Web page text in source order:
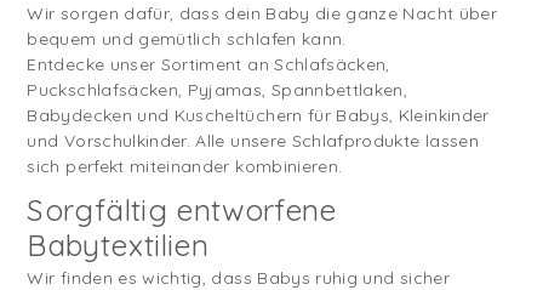
Wir sorgen dafür, dass dein Baby die ganze Nacht über
bequem und gemütlich schlafen kann.
Entdecke unser Sortiment an Schlafsäcken,
Puckschlafsäcken, Pyjamas, Spannbettlaken,
Babydecken und Kuscheltüchern für Babys, Kleinkinder
und Vorschulkinder. Alle unsere Schlafprodukte lassen
sich perfekt miteinander kombinieren.
Sorgfältig entworfene
Babytextilien
Wir finden es wichtig, dass Babys ruhig und sicher